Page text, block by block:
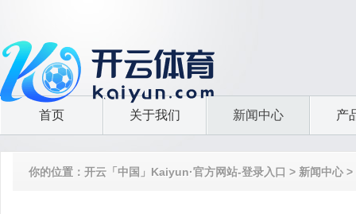
首页 关于我们 新闻中心 产
你的位置： 开云「中国」Kaiyun·官方网站-登录入口 > 新闻中心>